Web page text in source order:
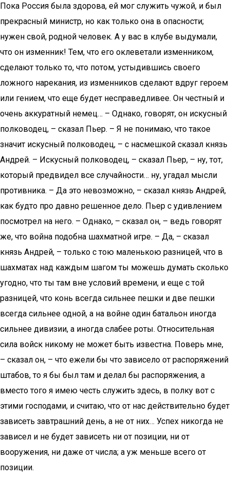
Пока Россия была здорова, ей мог служить чужой, и был
прекрасный министр, но как только она в опасности;
нужен свой, родной человек. А у вас в клубе выдумали,
что он изменник! Тем, что его оклеветали изменником,
сделают только то, что потом, устыдившись своего
ложного нарекания, из изменников сделают вдруг героем
или гением, что еще будет несправедливее. Он честный и
очень аккуратный немец… – Однако, говорят, он искусный
полководец, – сказал Пьер. – Я не понимаю, что такое
значит искусный полководец, – с насмешкой сказал князь
Андрей. – Искусный полководец, – сказал Пьер, – ну, тот,
который предвидел все случайности… ну, угадал мысли
противника. – Да это невозможно, – сказал князь Андрей,
как будто про давно решенное дело. Пьер с удивлением
посмотрел на него. – Однако, – сказал он, – ведь говорят
же, что война подобна шахматной игре. – Да, – сказал
князь Андрей, – только с тою маленькою разницей, что в
шахматах над каждым шагом ты можешь думать сколько
угодно, что ты там вне условий времени, и еще с той
разницей, что конь всегда сильнее пешки и две пешки
всегда сильнее одной, a на войне один батальон иногда
сильнее дивизии, а иногда слабее роты. Относительная
сила войск никому не может быть известна. Поверь мне,
– сказал он, – что ежели бы что зависело от распоряжений
штабов, то я бы был там и делал бы распоряжения, а
вместо того я имею честь служить здесь, в полку вот с
этими господами, и считаю, что от нас действительно будет
зависеть завтрашний день, а не от них… Успех никогда не
зависел и не будет зависеть ни от позиции, ни от
вооружения, ни даже от числа; а уж меньше всего от
позиции.